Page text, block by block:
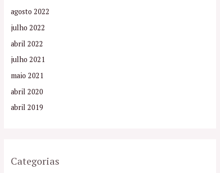
agosto 2022
julho 2022
abril 2022
julho 2021
maio 2021
abril 2020
abril 2019
Categorias